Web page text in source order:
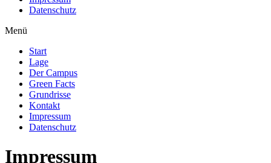
Datenschutz
Menü
Start
Lage
Der Campus
Green Facts
Grundrisse
Kontakt
Impressum
Datenschutz
Impressum